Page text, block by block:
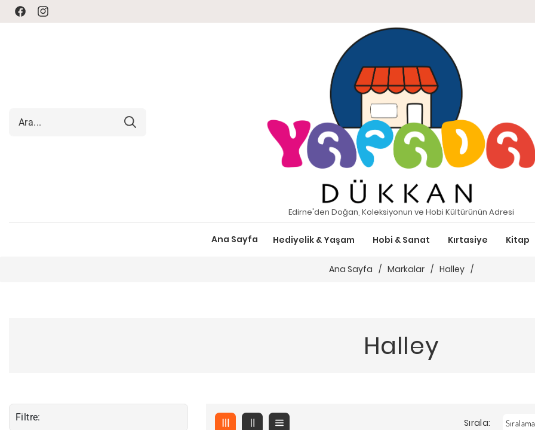
FacebookInstagram
Edirne'den Doğan, Koleksiyonun ve Hobi Kültürünün Adresi
Ana Sayfa Hediyelik & Yaşam Hobi & Sanat Kırtasiye Kitap
Ana Sayfa / Markalar / Halley /
Halley
Filtre: Sırala: